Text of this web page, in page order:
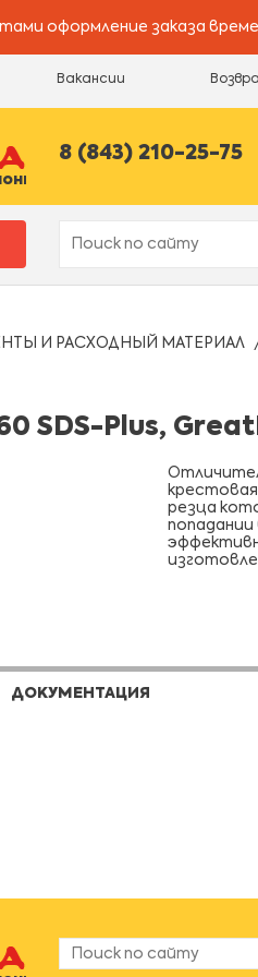
оформление заказа
Вакансии
8 (843) 210-25-75
И РАСХОДНЫЙ МАТЕРИАЛ
SDS-Plus,
резца
попадании
ДОКУМЕНТАЦИЯ